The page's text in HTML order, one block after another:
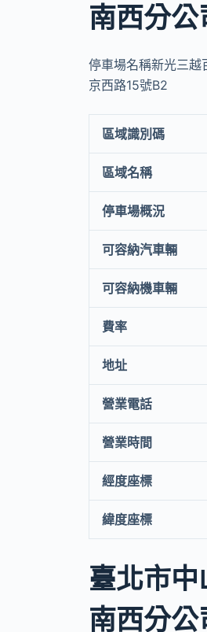
南西分
停車場名稱新光三
京西路15號B2
區域識別碼
區域名稱
停車場概況
可容納汽車輛
可容納機車輛
費率
地址
營業電話
營業時間
經度座標
緯度座標
臺北市
南西分